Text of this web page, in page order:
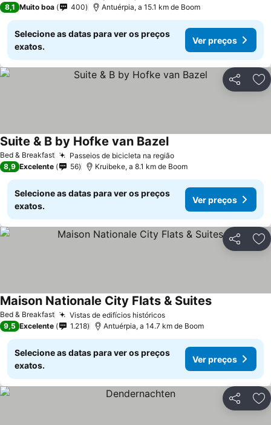
8,1 Muito boa 400 Antuérpia, a 15.1 km de Boom
Selecione as datas para ver os preços
exatos.
Ver preços
Partilhar
Bed & Breakfast Passeios de bicicleta na regiãoVer preços
Suite & B by Hofke van BazelVer preços
8,9 Excelente 56 Kruibeke, a 8.1 km de Boom
Selecione as datas para ver os preços
exatos.
Ver preços
Partilhar
Bed & Breakfast Vistas de edifícios históricosVer preços
Maison Nationale City Flats & SuitesVer preços
9,5 Excelente 1.218 Antuérpia, a 14.7 km de Boom
Selecione as datas para ver os preços
exatos.
Ver preços
Partilhar